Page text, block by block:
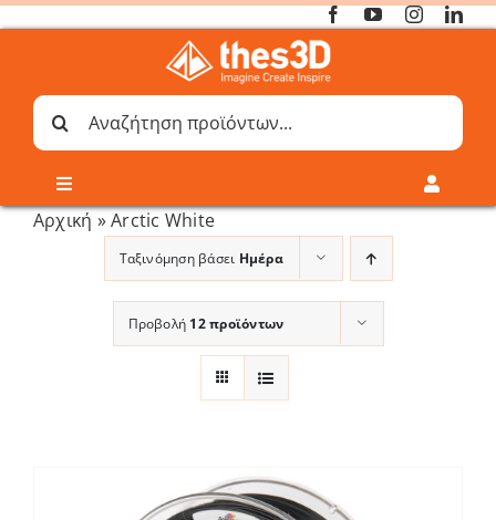
Μετάβαση
Αναζήτηση
για:
Toggle
Navigation
Online 3D Printing
Outlet
Shop
Toggle
Καλάθι
Λογαριασμός
Αρχική »Arctic White
Ταξινόμηση βάσει Ημέρα
Προβολή 12 προϊόντων